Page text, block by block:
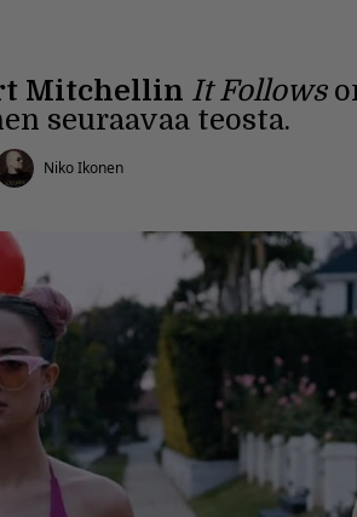
Mitchellin It Follows
seuraavaa teosta.
Niko Ikonen